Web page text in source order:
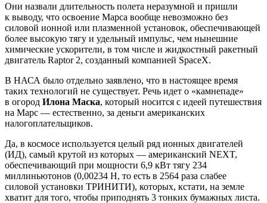
Они назвали длительность полета неразумной и пришли
к выводу, что освоение Марса вообще невозможно без
силовой ионной или плазменной установок, обеспечивающей
более высокую тягу и удельный импульс, чем нынешние
химические ускорители, в том числе и жидкостный ракетный
двигатель Raptor 2, созданный компанией SpaceX.
В НАСА было отдельно заявлено, что в настоящее время
таких технологий не существует. Речь идет о «камнепаде»
в огород Илона Маска, который носится с идеей путешествия
на Марс — естественно, за деньги американских
налогоплательщиков.
Да, в космосе используется целый ряд ионных двигателей
(ИД), самый крутой из которых — американский NEXT,
обеспечивающий при мощности 6,9 кВт тягу 234
миллиньютонов (0,00234 Н, то есть в 2564 раза слабее
силовой установки ТРИНИТИ), которых, кстати, на земле
хватит для того, чтобы приподнять 3 тонких бумажных листа.